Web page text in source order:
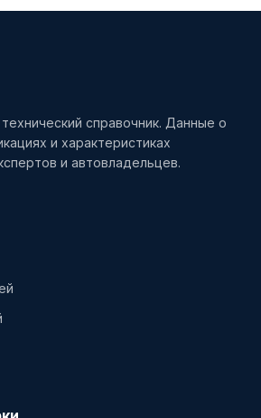
справочник. Данные о
и характеристиках
и автовладельцев.